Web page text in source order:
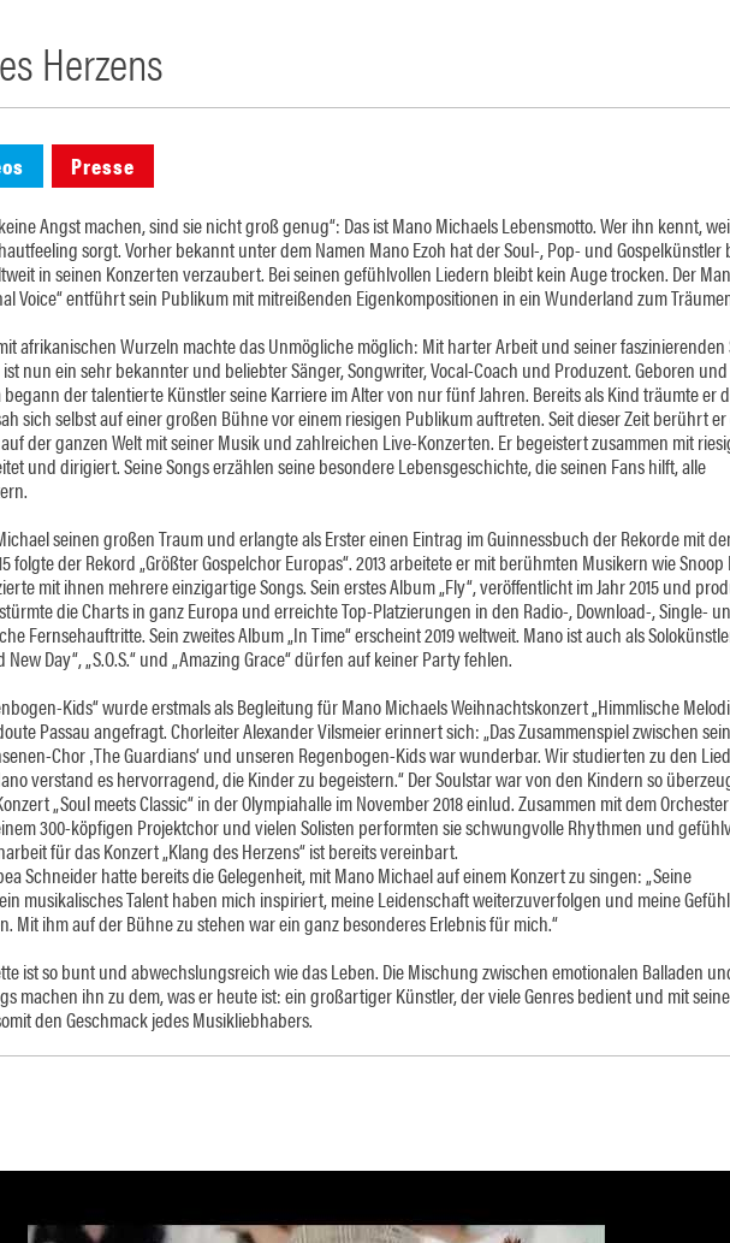
Herzens
Presse
Angst machen, sind sie nicht groß genug“: Das ist Mano Michaels Lebensmotto. Wer ihn kennt,
sorgt. Vorher bekannt unter dem Namen Mano Ezoh hat der Soul-, Pop- und Gospelkünstler
in seinen Konzerten verzaubert. Bei seinen gefühlvollen Liedern bleibt kein Auge trocken. Der
Voice“ entführt sein Publikum mit mitreißenden Eigenkompositionen in ein Wunderland zum
afrikanischen Wurzeln machte das Unmögliche möglich: Mit harter Arbeit und seiner faszinierenden
nun ein sehr bekannter und beliebter Sänger, Songwriter, Vocal-Coach und Produzent. Geboren und
der talentierte Künstler seine Karriere im Alter von nur fünf Jahren. Bereits als Kind träumte er
sich selbst auf einer großen Bühne vor einem riesigen Publikum auftreten. Seit dieser Zeit berührt
der ganzen Welt mit seiner Musik und zahlreichen Live-Konzerten. Er begeistert zusammen mit
und dirigiert. Seine Songs erzählen seine besondere Lebensgeschichte, die seinen Fans hilft, alle
seinen großen Traum und erlangte als Erster einen Eintrag im Guinnessbuch der Rekorde mit
folgte der Rekord „Größter Gospelchor Europas“. 2013 arbeitete er mit berühmten Musikern wie
mit ihnen mehrere einzigartige Songs. Sein erstes Album „Fly“, veröffentlicht im Jahr 2015 und
die Charts in ganz Europa und erreichte Top-Platzierungen in den Radio-, Download-, Single-
Fernsehauftritte. Sein zweites Album „In Time“ erscheint 2019 weltweit. Mano ist auch als
Day“, „S.O.S.“ und „Amazing Grace“ dürfen auf keiner Party fehlen.
Kids“ wurde erstmals als Begleitung für Mano Michaels Weihnachtskonzert „Himmlische
Passau angefragt. Chorleiter Alexander Vilsmeier erinnert sich: „Das Zusammenspiel zwischen
Chor ‚The Guardians‘ und unseren Regenbogen-Kids war wunderbar. Wir studierten zu den
verstand es hervorragend, die Kinder zu begeistern.“ Der Soulstar war von den Kindern so
„Soul meets Classic“ in der Olympiahalle im November 2018 einlud. Zusammen mit dem
300-köpfigen Projektchor und vielen Solisten performten sie schwungvolle Rhythmen und
für das Konzert „Klang des Herzens“ ist bereits vereinbart.
Schneider hatte bereits die Gelegenheit, mit Mano Michael auf einem Konzert zu singen: „Seine
musikalisches Talent haben mich inspiriert, meine Leidenschaft weiterzuverfolgen und meine
Mit ihm auf der Bühne zu stehen war ein ganz besonderes Erlebnis für mich.“
ist so bunt und abwechslungsreich wie das Leben. Die Mischung zwischen emotionalen Balladen
machen ihn zu dem, was er heute ist: ein großartiger Künstler, der viele Genres bedient und mit
den Geschmack jedes Musikliebhabers.